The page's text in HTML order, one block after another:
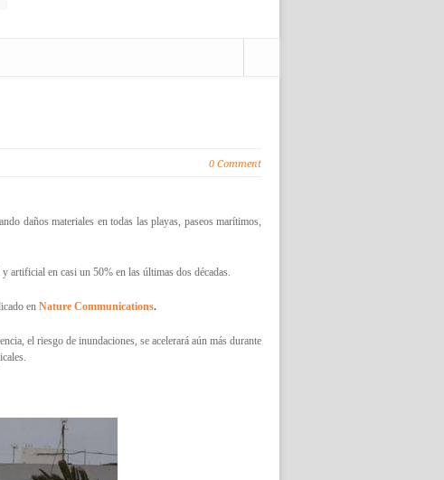
0 Comment
daños materiales en todas las playas, paseos marítimos,
artificial en casi un 50% en las últimas dos décadas.
en Nature Communications.
el riesgo de inundaciones, se acelerará aún más durante